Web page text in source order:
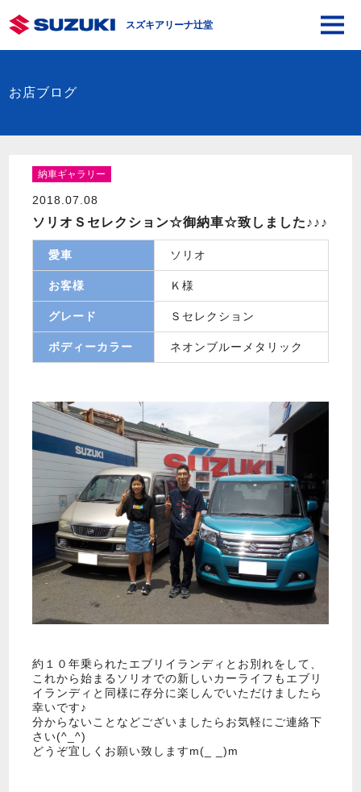
スズキアリーナ辻堂
お店ブログ
納車ギャラリー
2018.07.08
ソリオＳセレクション☆御納車☆致しました♪♪♪
愛車 ソリオ
お客様 Ｋ様
グレード Ｓセレクション
ボディーカラー ネオンブルーメタリック
約１０年乗られたエブリイランディとお別れをして、
これから始まるソリオでの新しいカーライフもエブリ
イランディと同様に存分に楽しんでいただけましたら
幸いです♪
分からないことなどございましたらお気軽にご連絡下
さい(^_^)
どうぞ宜しくお願い致しますm(_ _)m